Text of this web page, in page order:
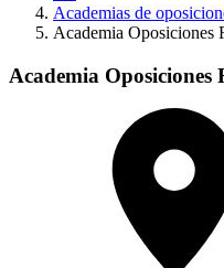
Academias de
Academia
Academia